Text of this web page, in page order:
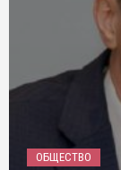
ОБЩЕСТВО